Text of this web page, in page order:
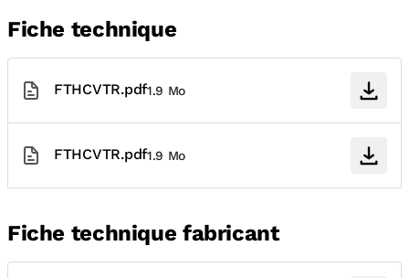
Fiche technique
FTHCVTR.pdf1.9 Mo
FTHCVTR.pdf1.9 Mo
Fiche technique fabricant